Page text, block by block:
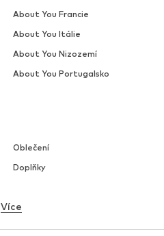
Oblečení
Doplňky
Více
About You Francie
About You Itálie
About You Nizozemí
About You Portugalsko